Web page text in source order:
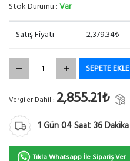
Stok Durumu :Var
Satış Fiyatı 2,379.34₺
SEPETE EKLE
Vergiler Dahil : 2,855.21₺
1Gün04Saat36Dakika
Tıkla Whatsapp İle Sipariş Ver